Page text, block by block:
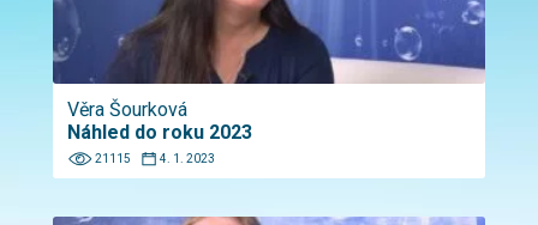
Věra Šourková
Náhled do roku 2023
21115 4. 1. 2023